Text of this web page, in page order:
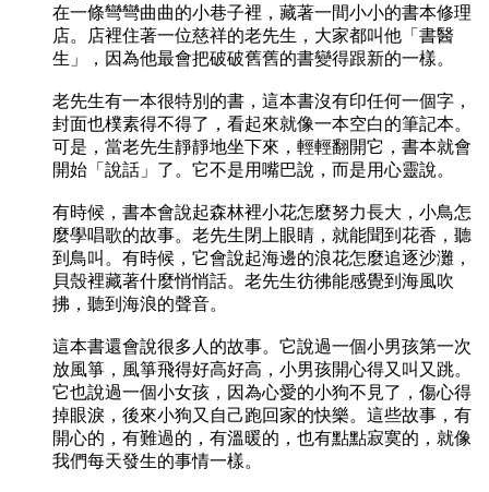
在一條彎彎曲曲的小巷子裡，藏著一間小小的書本修理
店。店裡住著一位慈祥的老先生，大家都叫他「書醫
生」，因為他最會把破破舊舊的書變得跟新的一樣。
老先生有一本很特別的書，這本書沒有印任何一個字，
封面也樸素得不得了，看起來就像一本空白的筆記本。
可是，當老先生靜靜地坐下來，輕輕翻開它，書本就會
開始「說話」了。它不是用嘴巴說，而是用心靈說。
有時候，書本會說起森林裡小花怎麼努力長大，小鳥怎
麼學唱歌的故事。老先生閉上眼睛，就能聞到花香，聽
到鳥叫。有時候，它會說起海邊的浪花怎麼追逐沙灘，
貝殼裡藏著什麼悄悄話。老先生彷彿能感覺到海風吹
拂，聽到海浪的聲音。
這本書還會說很多人的故事。它說過一個小男孩第一次
放風箏，風箏飛得好高好高，小男孩開心得又叫又跳。
它也說過一個小女孩，因為心愛的小狗不見了，傷心得
掉眼淚，後來小狗又自己跑回家的快樂。這些故事，有
開心的，有難過的，有溫暖的，也有點點寂寞的，就像
我們每天發生的事情一樣。